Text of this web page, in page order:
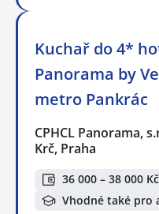
Kuchař do 4*
Panorama by
metro Pankrác
CPHCL Panorama,
Krč, Praha
36 000 – 38 000 Kč
Vhodné také pro